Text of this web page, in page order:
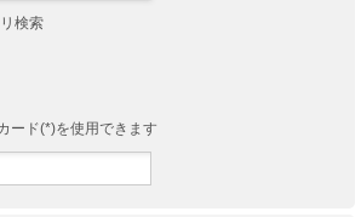
検索
ード(*)を使用できます